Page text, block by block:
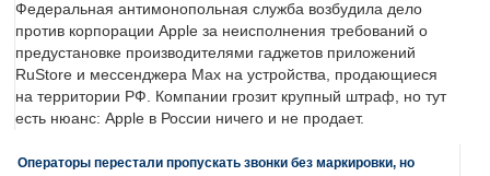
Федеральная антимонопольная служба возбудила дело
против корпорации Apple за неисполнения требований о
предустановке производителями гаджетов приложений
RuStore и мессенджера Max на устройства, продающиеся
на территории РФ. Компании грозит крупный штраф, но тут
есть нюанс: Apple в России ничего и не продает.
Операторы перестали пропускать звонки без маркировки, но